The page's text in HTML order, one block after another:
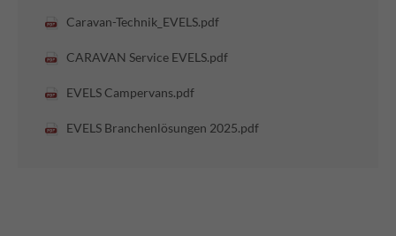
Caravan-Technik_EVELS.pdf
CARAVAN Service EVELS.pdf
EVELS Campervans.pdf
EVELS Branchenlösungen 2025.pdf